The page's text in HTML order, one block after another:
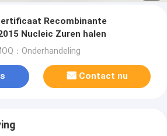
Recombinante
Nucleic Zuren halen
：Onderhandeling
Contact nu